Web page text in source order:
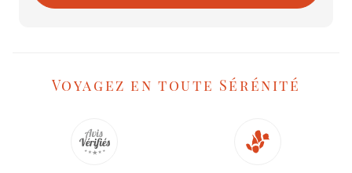
Voyagez en toute Sérénité